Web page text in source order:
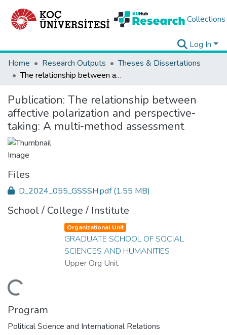
Collections
Log In
Home
Research Outputs
Theses & Dissertations
The relationship between affective polarization and perspective-taking: A multi-method assessment
Publication: The relationship between
affective polarization and perspective-
taking: A multi-method assessment
Files
D_2024_055_GSSSH.pdf(1.55 MB)
School / College / Institute
Organizational Unit
GRADUATE SCHOOL OF SOCIAL
SCIENCES AND HUMANITIES
Upper Org Unit
Program
Political Science and International Relations